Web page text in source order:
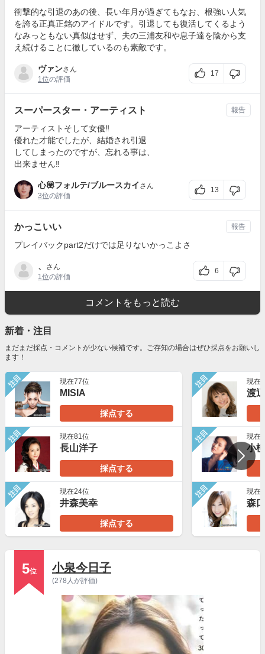
衝撃的な引退のあの後、長い年月が過ぎてもなお、根強い人気
を誇る正真正銘のアイドルです。引退しても復活してくるよう
なみっともない真似はせず、夫の三浦友和や息子達を陰から支
え続けることに徹しているのも素敵です。
ヴァンさん
1位の評価
17
スーパースター・アーティスト
アーティストそして女優‼️
優れた才能でしたが、結婚され引退
してしまったのですが、忘れる事は、
出来ません‼️
心💟フォルテ/ブルースカイ さん
3位の評価
13
報告
かっこいい
プレイバックpart2だけでは足りないかっこよさ
、
さん
1位の評価
6
報告
コメントをもっと読む
新着・注目
まだまだ採点・コメントが少ない候補です。ご存知の場合はぜひ採点をお願いし
ます！
注目 現在77位
MISIA
採点する
注目 現在81位
長山洋子
採点する
注目 現在24位
井森美幸
採点する
注目 現在
渡
注目 現在
小
注目 現在
森
5位 小泉今日子
(278人が評価)